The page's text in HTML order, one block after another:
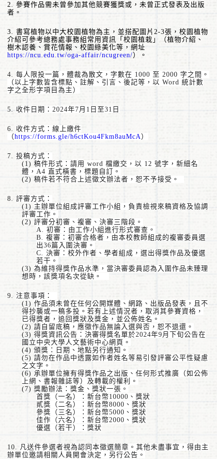
2. 參賽作品需未曾參加其他競賽獲獎或，未曾正式發表及出版
者。
3. 書寫植物以中大校園植物為主，並搭配圖片 2-3張，校園植物
介紹可參考總務處事務組常用資訊「校園植栽」（植物介紹、
樹木認養、賞花情報、校園綠美化等，網址
https://ncu.edu.tw/oga-affair/ncugreen/）。
4. 每人限投一篇，體裁為散文，字數在 1000 至 2000 字之間。
（以上字數皆含標點、註解、引言、後記等，以 Word 統計數
字之全形字項目為主）
5. 收件日期： 2024年7 月 1 日至31 日
6. 收件方式：線上繳件
（https://forms.gle/h6ctKou4Fkm8auMcA）
7.
投稿方式：
(1) 稿件形式：請用 word 檔繳交，以 12 號字，新細名
體， A4 直式橫書，標題自訂。
(2) 稿件若不符合上述徵文辦法者，恕不予接受。
8. 評審方式：
(1) 主辦單位組成評審工作小組，負責檢視來稿資格及協調
評審工作。
(2) 評審分初審、複審、決審三階段。
A. 初審：由工作小組進行形式審查。
B. 複審：初審合格者，由本校教師組成的複審委員選
出36篇入圍決審。
C. 決審：校外作者、學者組成，選出得獎作品及優選
若干。
(3) 為維持得獎作品水準，當決審委員認為入圍作品未臻理
想時，該獎項名次從缺。
9. 注意事項：
(1) 作品須未曾在任何公開媒體、網路、出版品發表，且不
得抄襲或一稿多投。若有上述情況者，取消其參賽資格，
已得獎者，追回獎狀及獎金，並公佈姓名。
(2) 請自留底稿，應徵作品無論入選與否，恕不退還。
(3) 得獎資訊公告：決審得獎名單於2024年9 月下旬公告在
國立中央大學人文藝術中心網頁。
(4) 頒獎：日期、地點另行通知。
(5) 請勿在作品中透露如作者姓名等易引發評審公平性疑慮
之文字。
(6) 承辦單位擁有得獎作品之出版、任何形式推廣（如公佈
上網、書報雜誌等）及轉載的權利。
(7) 獎勵辦法：獎金、獎狀一張 。
首獎（一名）：新台幣10000 、獎狀
貳獎（二名）：新台幣8000 、獎狀
參獎（三名）：新台幣5000 、獎狀
佳作（六名）：新台幣2000 、獎狀
優選（若干）：獎狀
10.
凡送件參選者視為認同本徵選簡章。其他未盡事宜，得由主
辦單位邀請相關人員開會決定，另行公告。